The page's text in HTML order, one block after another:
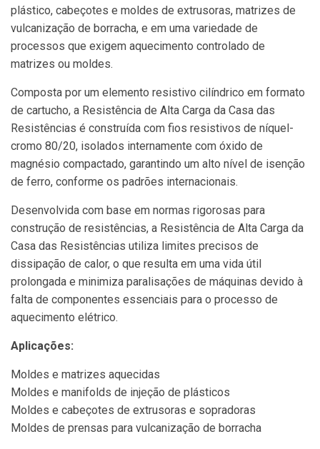
plástico, cabeçotes e moldes de extrusoras, matrizes de
vulcanização de borracha, e em uma variedade de
processos que exigem aquecimento controlado de
matrizes ou moldes.
Composta por um elemento resistivo cilíndrico em formato
de cartucho, a Resistência de Alta Carga da Casa das
Resistências é construída com fios resistivos de níquel-
cromo 80/20, isolados internamente com óxido de
magnésio compactado, garantindo um alto nível de isenção
de ferro, conforme os padrões internacionais.
Desenvolvida com base em normas rigorosas para
construção de resistências, a Resistência de Alta Carga da
Casa das Resistências utiliza limites precisos de
dissipação de calor, o que resulta em uma vida útil
prolongada e minimiza paralisações de máquinas devido à
falta de componentes essenciais para o processo de
aquecimento elétrico.
Aplicações:
Moldes e matrizes aquecidas
Moldes e manifolds de injeção de plásticos
Moldes e cabeçotes de extrusoras e sopradoras
Moldes de prensas para vulcanização de borracha